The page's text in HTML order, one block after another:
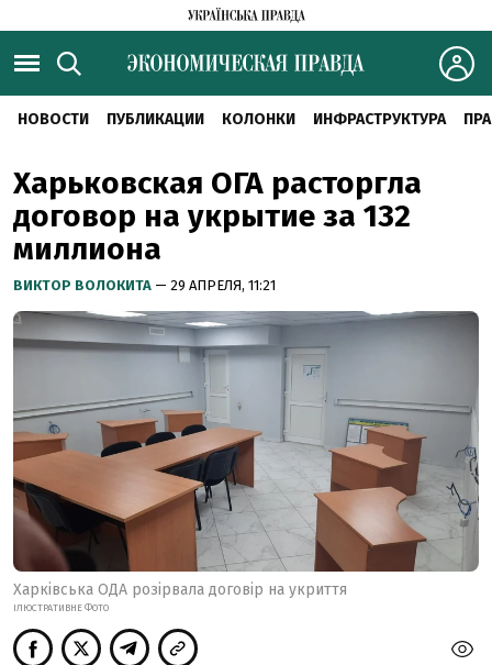
НОВОСТИ ПУБЛИКАЦИИ КОЛОНКИ ИНФРАСТРУКТУРА
Харьковская ОГА расторгла
договор на укрытие за 132
миллиона
ВИКТОР ВОЛОКИТА — 29 АПРЕЛЯ, 11:21
Харківська ОДА розірвала договір на укриття
ІЛЮСТРАТИВНЕ ФОТО